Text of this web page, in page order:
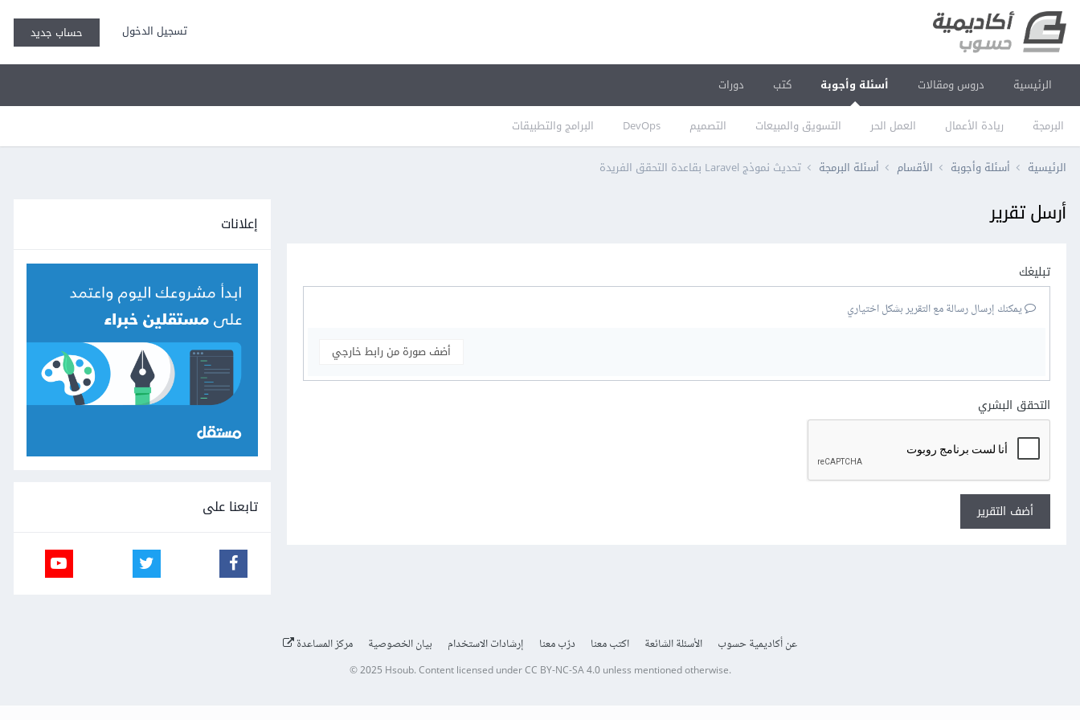
تسجيل الدخول حساب جديد
الرئيسية دروس ومقالات أسئلة وأجوبة
البرمجة ريادة الأعمال العمل الحر التسويق والمبيعات التصميم DevOps البرامج والتطبيقات
كتب دورات
الرئيسية أسئلة وأجوبة الأقسام أسئلة البرمجة تحديث نموذج Laravel بقاعدة التحقق الفريدة
أرسل تقرير
تبليغك
يمكنك إرسال رسالة مع التقرير بشكل اختياري
أضف صورة من رابط خارجي
التحقق البشري
أضف التقرير
إعلانات
تابعنا على
عن أكاديمية حسوب الأسئلة الشائعة اكتب معنا درّب معنا إرشادات الاستخدام بيان الخصوصية مركز المساعدة
© 2025 Hsoub.Content licensed underCC BY-NC-SA 4.0unless mentioned otherwise.